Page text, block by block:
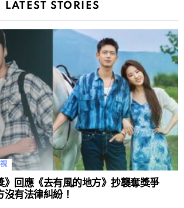
LATEST STORIES
》回應《去有風的地方》抄襲奪獎爭
有法律糾紛！